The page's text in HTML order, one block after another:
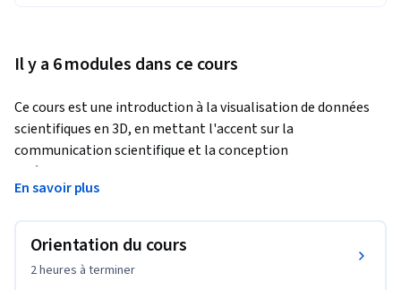
Il y a 6 modules dans ce cours
Ce cours est une introduction à la visualisation de données
scientifiques en 3D, en mettant l'accent sur la
communication scientifique et la conception
cinématographique pour attirer un large public. Vous
développerez des compétences en visualisation, en étant
créer (écrire) vos propres visualisations. A la fin de ce cours,
vous : -Développerez des compétences en visualisation -
Apprendrez l'aspect pratique du travail avec des données
En savoir plus
Orientation du cours
2 heures à terminer